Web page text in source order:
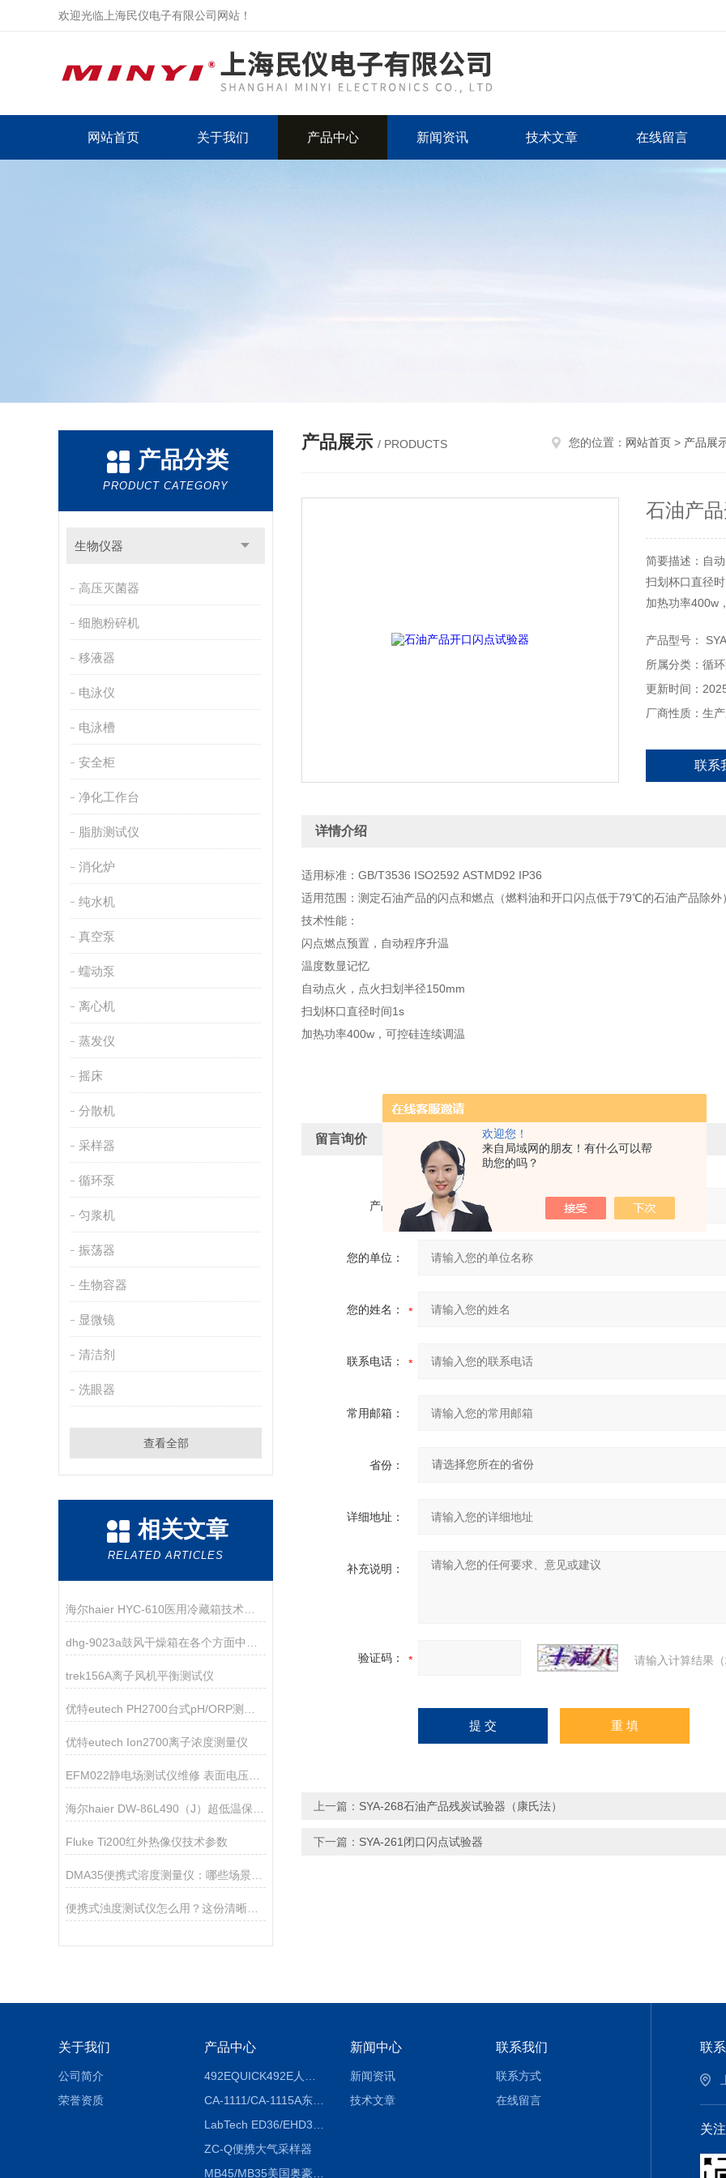
欢迎您！
来自局域网的朋友！有什么可以帮
助您的吗？
欢迎光临上海民仪电子有限公司网站！
网站首页 关于我们 产品中心 新闻资讯 技术文章 在线留言
产品分类
PRODUCT CATEGORY
生物仪器
高压灭菌器
细胞粉碎机
移液器
电泳仪
电泳槽
安全柜
净化工作台
脂肪测试仪
消化炉
纯水机
真空泵
蠕动泵
离心机
蒸发仪
摇床
分散机
采样器
循环泵
匀浆机
振荡器
生物容器
显微镜
清洁剂
洗眼器
查看全部
相关文章
RELATED ARTICLES
海尔haier HYC-610医用冷藏箱技术资料
trek156A离子风机平衡测试仪
优特eutech Ion2700离子浓度测量仪
Fluke Ti200红外热像仪技术参数
产品展示 / PRODUCTS 您的位置： 网站首页 > 产品展
石油产
简要描述：自
扫划杯口直径
加热功率400w
产品型号：
所属分类：循
更新时间：
厂商性质：生
联系
详情介绍
适用标准：GB/T3536 ISO2592 ASTMD92 IP36
适用范围：测定石油产品的闪点和燃点（燃料油和开口闪点低于79℃的石油产品除外）
技术性能：
闪点燃点预置，自动程序升温
温度数显记忆
自动点火，点火扫划半径150mm
扫划杯口直径时间1s
加热功率400w，可控硅连续调温
留言询价
产品：
您的单位：
您的姓名：
联系电话：
常用邮箱：
省份：
详细地址：
补充说明：
验证码： 请输入计算结果
上一篇： SYA-268石油产品残炭试验器（康氏法）
下一篇： SYA-261闭口闪点试验器
关于我们
公司简介
荣誉资质
产品中心
CA-1111/CA-1115A东京理化EYELA CA-1111/CA-1115A冷却水循环装置
ZC-Q便携大气采样器
MB45/MB35美国奥豪斯OHAUS MB45/MB35卤素红外水分测定仪
新闻中心
新闻资讯
技术文章
联系我们
联系方式
在线留言
联
关